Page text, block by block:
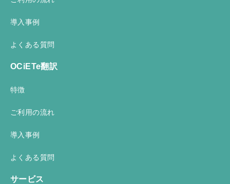
導入事例
よくある質問
OCiETe翻訳
特徴
ご利用の流れ
導入事例
よくある質問
サービス